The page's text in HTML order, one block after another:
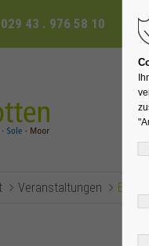
029 43 . 976 58 10
Veranstaltungen